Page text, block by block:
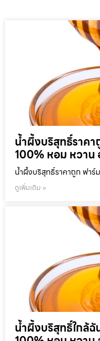
น้ำผึ้งบริสุทธิ์ราค
100% หอม หวาน
น้ำผึ้งบริสุทธิ์ราคาถูก ฟาร์
ดูเพิ่มเติม »
น้ำผึ้งบริสุทธิ์ใกล้